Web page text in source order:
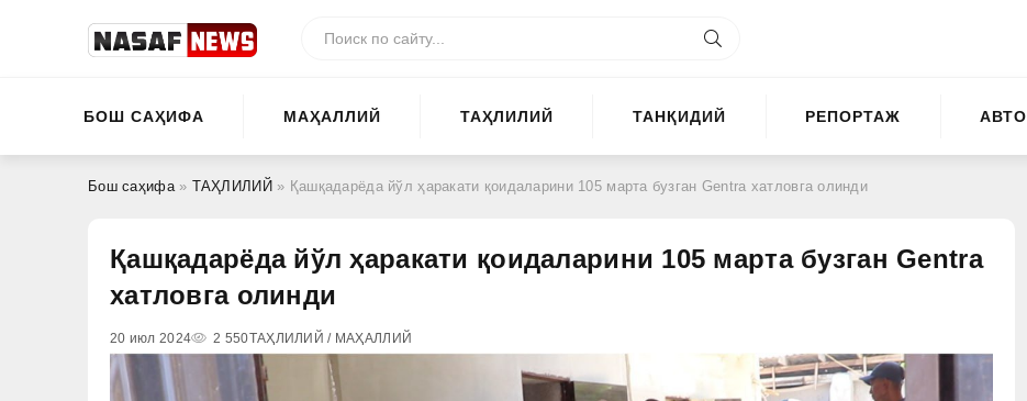
БОШ САҲИФА МАҲАЛЛИЙ ТАҲЛИЛИЙ ТАНҚИДИЙ РЕПОРТАЖ АВТО
Бош саҳифа» ТАҲЛИЛИЙ » Қашқадарёда йўл ҳаракати қоидаларини 105 марта бузган Gentra хатловга олинди
Қашқадарёда йўл ҳаракати қоидаларини 105 марта бузган Gentra
хатловга олинди
20 июл 2024 2 550ТАҲЛИЛИЙ / МАҲАЛЛИЙ